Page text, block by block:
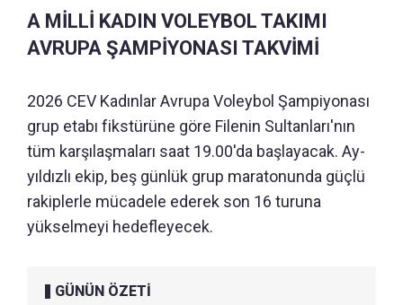
A MİLLİ KADIN VOLEYBOL TAKIMI
AVRUPA ŞAMPİYONASI TAKVİMİ
2026 CEV Kadınlar Avrupa Voleybol Şampiyonası
grup etabı fikstürüne göre Filenin Sultanları'nın
tüm karşılaşmaları saat 19.00'da başlayacak. Ay-
yıldızlı ekip, beş günlük grup maratonunda güçlü
rakiplerle mücadele ederek son 16 turuna
yükselmeyi hedefleyecek.
GÜNÜN ÖZETİ